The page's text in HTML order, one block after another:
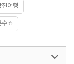
여행
쇼